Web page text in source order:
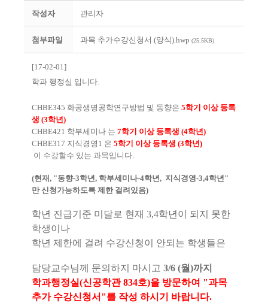
작성자 관리자
첨부파일 과목 추가수강신청서 (양식).hwp (25.5KB)
[17-02-01]
학과 행정실 입니다.
CHBE345 화공생명공학연구방법 및 동향은 5학기 이상 등록
생 (3학년)
CHBE421 학부세미나 는 7학기 이상 등록생 (4학년)
CHBE317 지식경영1 은 5학기 이상 등록생 (3학년)
이 수강할수 있는 과목입니다.
(현재, "동향-3학년, 학부세미나-4학년, 지식경영-3,4학년"
만 신청가능하도록 제한 걸려있음)
학년 진급기준 미달로 현재 3,4학년이 되지 못한
학생이나
학년 제한에 걸려 수강신청이 안되는 학생들은
담당교수님께 문의하지 마시고 3/6 (월)까지
학과행정실(신공학관 834호)을 방문하여 "과목
추가 수강신청서"를 작성 하시기 바랍니다.